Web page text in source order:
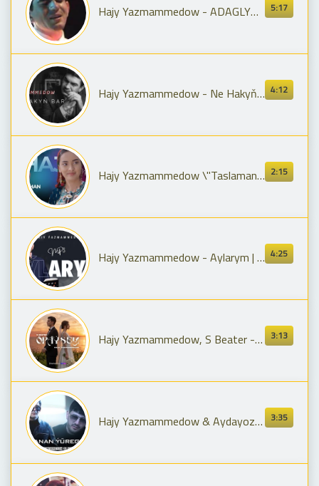
5:17
Hajy Yazmammedow - ADAGLYM (Konsert 2006)
4:12
Hajy Yazmammedow - Ne Hakyň Bar | 2022
2:15
Hajy Yazmammedow \"Taslaman Seni\" Turkmen Aydymlar 2025
4:25
Hajy Yazmammedow - Aylarym | 2022 Official Music Video #best #hit #music
3:13
Hajy Yazmammedow, S Beater - Opaysem (Official AI Video)
3:35
Hajy Yazmammedow & Aydayozun - ÝANAN ÝÜREGIM || 2024 (Official)